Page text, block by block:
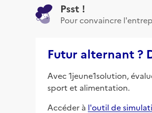
Psst !
Pour convaincre
Futur alternant ?
Avec 1jeune1solution,
sport et alimentation.
Accéder à l'outil de